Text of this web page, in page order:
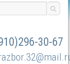
30-67